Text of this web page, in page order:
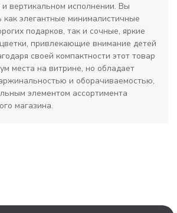
и вертикальном исполнении. Вы
элегантные минималистичные
подарков, так и сочные, яркие
привлекающие внимание детей
своей компактности этот товар
места на витрине, но обладает
и оборачиваемостью,
элементом ассортимента
магазина.